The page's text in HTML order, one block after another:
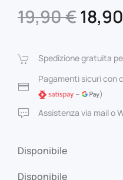
19,90€Il
era:
19,90
18,90
Spedizione gratuita
Pagamenti sicuri con
–
)
Assistenza via mail o
Disponibile
Disponibile